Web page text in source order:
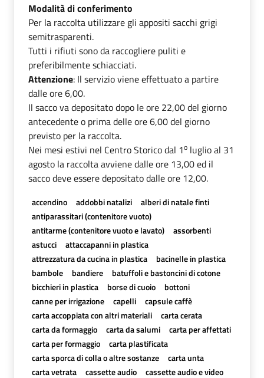
Modalità di conferimento
Per la raccolta utilizzare gli appositi sacchi grigi
semitrasparenti.
Tutti i rifiuti sono da raccogliere puliti e
preferibilmente schiacciati.
Attenzione: Il servizio viene effettuato a partire
dalle ore 6,00.
Il sacco va depositato dopo le ore 22,00 del giorno
antecedente o prima delle ore 6,00 del giorno
previsto per la raccolta.
Nei mesi estivi nel Centro Storico dal 1o luglio al 31
agosto la raccolta avviene dalle ore 13,00 ed il
sacco deve essere depositato dalle ore 12,00.
accendino addobbi natalizi
alberi di natale finti
antiparassitari (contenitore vuoto)
antitarme (contenitore vuoto e lavato)
assorbenti
astucci
attaccapanni in plastica
attrezzatura da cucina in plastica
bacinelle in plastica
bambole
bandiere
batuffoli e bastoncini di cotone
bicchieri in plastica
borse di cuoio
bottoni
canne per irrigazione
capelli
capsule caffè
carta accoppiata con altri materiali
carta cerata
carta da formaggio
carta da salumi
carta per affettati
carta per formaggio
carta plastificata
carta sporca di colla o altre sostanze
carta unta
carta vetrata
cassette audio
cassette audio e video